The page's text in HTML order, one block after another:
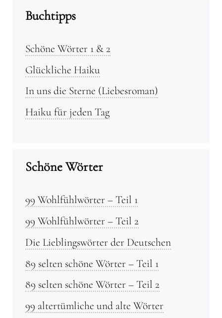
Buchtipps
Schöne Wörter 1 & 2
Glückliche Haiku
In uns die Sterne (Liebesroman)
Haiku für jeden Tag
Schöne Wörter
99 Wohlfühlwörter – Teil 1
99 Wohlfühlwörter – Teil 2
Die Lieblingswörter der Deutschen
89 selten schöne Wörter – Teil 1
89 selten schöne Wörter – Teil 2
99 altertümliche und alte Wörter